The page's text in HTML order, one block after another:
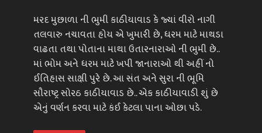
મરદ મુછાળા ની ભુમી કાઠીયાવાડ કે જ્યાં વીરો નાગી
તલવારુ નચાવતા હોય એ ખુમારી છે, ધરમ માટે માથડા
વાઢતા તથા પોતાના માથા ઉતારનારાઓ ની ભુમી છે..
માં ભોમ અને ધરમ માટે ખપી જાનારાઓ થી અહીં નો
ઈતિહાસ સાક્ષી પુરે છે. આ સંત અને સુરા ની ભૂમિ
સૌરાષ્ટ્ર સોરઠ કાઠીયાવાડ છે.. એક કાઠીયાવાડી શું છે
એનું વર્ણન કરવા માટે કંઈ કેટલા પાના ઓછા પડે.